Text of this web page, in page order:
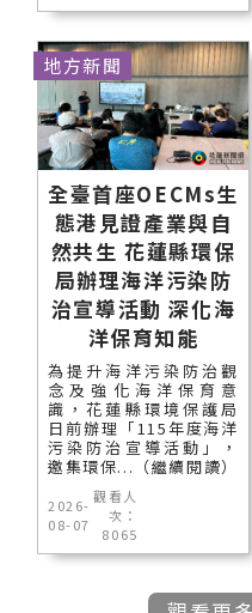
全臺首座OECMs生
態港見證產業與自
然共生 花蓮縣環保
局辦理海洋污染防
治宣導活動 深化海
洋保育知能
為提升海洋污染防治觀
念及強化海洋保育意
識，花蓮縣環境保護局
日前辦理「115年度海洋
污染防治宣導活動」，
邀集環保...（繼續閱讀）
2026-
08-07
觀看人
次：
8065
地方新聞